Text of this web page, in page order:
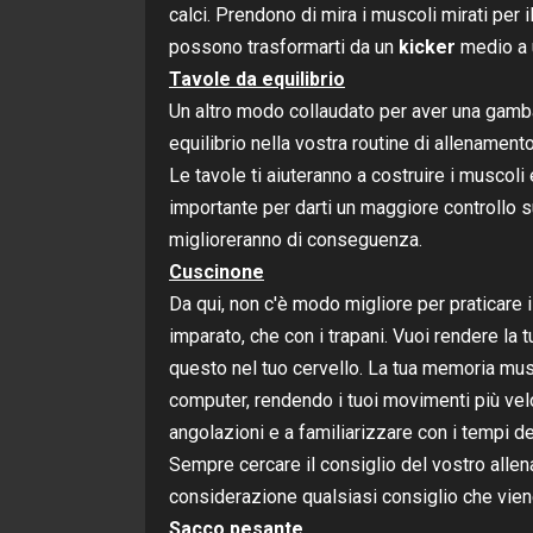
calci. Prendono di mira i muscoli mirati per
possono trasformarti da un kicker medio a
Tavole da equilibrio
Un altro modo collaudato per aver una
equilibrio nella vostra routine di
Le tavole ti aiuteranno a costruire i
importante per darti un maggiore controllo
miglioreranno di conseguenza.
Cuscinone
Da qui, non c'è modo migliore per
imparato, che con i trapani. Vuoi rendere
questo nel tuo cervello. La tua memoria
computer, rendendo i tuoi movimenti più
angolazioni e a familiarizzare con i tempi
Sempre cercare il consiglio del vostro
considerazione qualsiasi consiglio che